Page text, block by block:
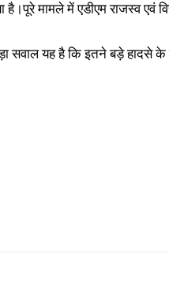
है।पूरे मामले में एडीएम राजस्व
सवाल यह है कि इतने बड़े हादसे के